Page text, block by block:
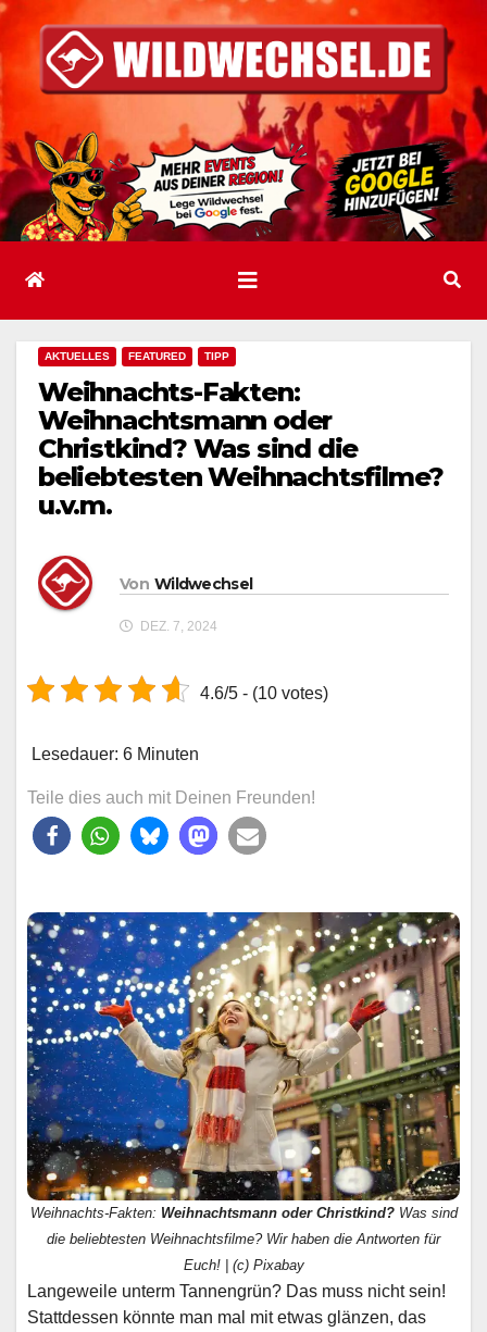
Inhalt
springen
AKTUELLES FEATURED TIPP
Weihnachts-Fakten:
Weihnachtsmann oder
Christkind? Was sind die
beliebtesten Weihnachtsfilme?
u.v.m.
Von Wildwechsel
DEZ. 7, 2024
4.6/5 - (10 votes)
Lesedauer: 6 Minuten
Teile dies auch mit Deinen Freunden!
Weihnachts-Fakten: Weihnachtsmann oder Christkind?Was sind
die beliebtesten Weihnachtsfilme? Wir haben die Antworten für
Euch! | (c) Pixabay
Langeweile unterm Tannengrün? Das muss nicht sein!
Stattdessen könnte man mal mit etwas glänzen, das